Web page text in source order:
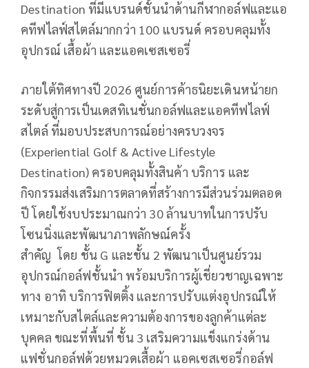
Destination ที่มีแบรนด์ชั้นนำด้านกีฬากอล์ฟและแอ
คทีฟไลฟ์สไตล์มากกว่า 100 แบรนด์ ครอบคลุมทั้ง
อุปกรณ์ เสื้อผ้า และแอคเซสเซอรี่
ภายใต้ทิศทางปี 2026 ศูนย์การค้าธนิยะเดินหน้ายก
ระดับสู่การเป็นเดสทิเนชั่นกอล์ฟและแอคทีฟไลฟ์
สไตล์ ที่มอบประสบการณ์อย่างครบวงจร
(Experiential Golf & Active Lifestyle
Destination) ครอบคลุมทั้งสินค้า บริการ และ
กิจกรรมส่งเสริมการตลาดที่สร้างการมีส่วนร่วมตลอด
ปี โดยใช้งบประมาณกว่า 30ล้านบาทในการปรับ
โซนนิ่งและพัฒนาภาพลักษณ์ครั้ง
สำคัญ โดย ชั้น G และชั้น 2 พัฒนาเป็นศูนย์รวม
อุปกรณ์กอล์ฟชั้นนำ พร้อมบริการผู้เชี่ยวชาญเฉพาะ
ทาง อาทิ บริการฟิตติ้ง และการปรับแต่งอุปกรณ์ให้
เหมาะกับสไตล์และความต้องการของลูกค้าแต่ละ
บุคคล ขณะที่พื้นที่ ชั้น 3 เสริมความแข็งแกร่งด้าน
แฟชั่นกอล์ฟด้วยหมวดเสื้อผ้า แอคเซสเซอรี่กอล์ฟ